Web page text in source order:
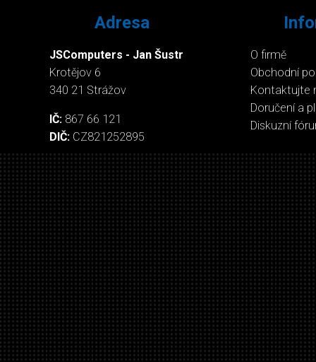
Adresa
JSComputers - Jan Šustr
Krotějov 6
340 21 Strážov
IČ: 867 66 121
DIČ: CZ821252895
O firmě
Obchodní
Kontaktujte
Doručení a
Diskuzní